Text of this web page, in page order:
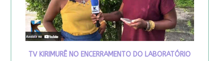
TV KIRIMURÊ NO ENCERRAMENTO DO LABORATÓRIO